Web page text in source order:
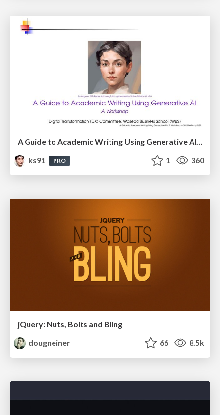
A Guide to Academic Writing Using Generative AI - A Workshop
ks91
PRO 1 360
jQuery: Nuts, Bolts and Bling
dougneiner
66 8.5k